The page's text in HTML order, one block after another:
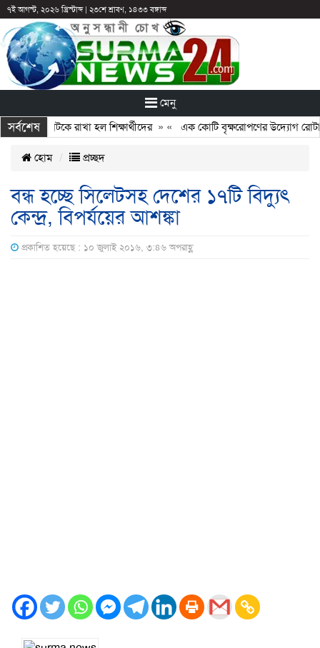
৭ই আগস্ট, ২০২৬ খ্রিস্টাব্দ| ২৩শে শ্রাবণ, ১৪৩৩ বঙ্গাব্দ
মেনু
সর্বশেষ
পরও আটকে রাখা হল শিক্ষার্থীদের» « এক কোটি বৃক্ষরোপণের উদ্যোগ রোটারি
হোম প্রচ্ছদ
বন্ধ হচ্ছে সিলেটসহ দেশের ১৭টি বিদ্যুৎ
কেন্দ্র, বিপর্যয়ের আশঙ্কা
প্রকাশিত হয়েছে : ১০ জুলাই ২০১৬, ৩:৪৬ অপরাহ্ণ